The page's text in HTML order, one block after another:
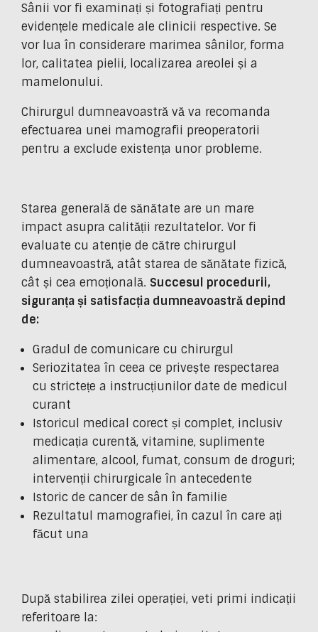
Sânii vor fi examinați și fotografiați pentru
evidențele medicale ale clinicii respective. Se
vor lua în considerare marimea sânilor, forma
lor, calitatea pielii, localizarea areolei și a
mamelonului.
Chirurgul dumneavoastră vă va recomanda
efectuarea unei mamografii preoperatorii
pentru a exclude existența unor probleme.
Starea generală de sănătate are un mare
impact asupra calității rezultatelor. Vor fi
evaluate cu atenție de către chirurgul
dumneavoastră, atât starea de sănătate fizică,
cât și cea emoțională. Succesul procedurii,
siguranța și satisfacția dumneavoastră depind
de:
Gradul de comunicare cu chirurgul
Seriozitatea în ceea ce privește respectarea
cu strictețe a instrucțiunilor date de medicul
curant
Istoricul medical corect și complet, inclusiv
medicația curentă, vitamine, suplimente
alimentare, alcool, fumat, consum de droguri;
intervenții chirurgicale în antecedente
Istoric de cancer de sân în familie
Rezultatul mamografiei, în cazul în care ați
făcut una
După stabilirea zilei operației, veti primi indicații
referitoare la: